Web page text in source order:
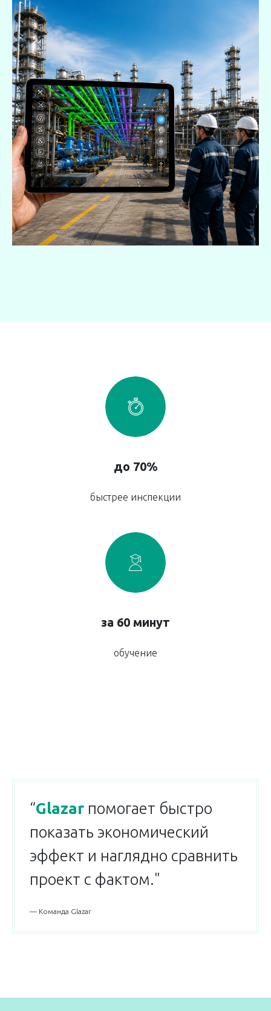
до 70%
быстрее инспекции
за 60 минут
обучение
“Glazar помогает быстро
показать экономический
эффект и наглядно сравнить
проект с фактом."
— Команда Glazar